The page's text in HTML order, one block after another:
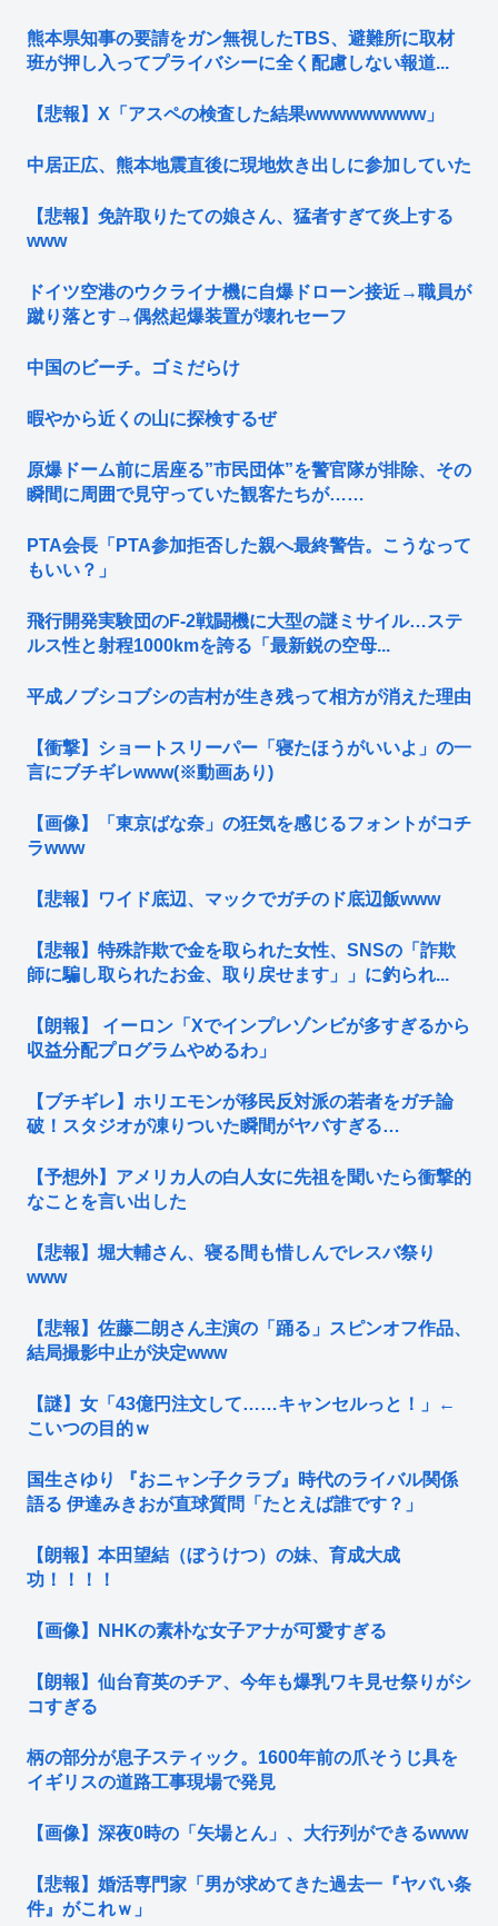
熊本県知事の要請をガン無視したTBS、避難所に取材
班が押し入ってプライバシーに全く配慮しない報道...
【悲報】X「アスペの検査した結果wwwwwwwww」
中居正広、熊本地震直後に現地炊き出しに参加していた
【悲報】免許取りたての娘さん、猛者すぎて炎上する
www
ドイツ空港のウクライナ機に自爆ドローン接近→職員が
蹴り落とす→偶然起爆装置が壊れセーフ
中国のビーチ。ゴミだらけ
暇やから近くの山に探検するぜ
原爆ドーム前に居座る”市民団体”を警官隊が排除、その
瞬間に周囲で見守っていた観客たちが……
PTA会長「PTA参加拒否した親へ最終警告。こうなって
もいい？」
飛行開発実験団のF-2戦闘機に大型の謎ミサイル…ステ
ルス性と射程1000kmを誇る「最新鋭の空母...
平成ノブシコブシの吉村が生き残って相方が消えた理由
【衝撃】ショートスリーパー「寝たほうがいいよ」の一
言にブチギレwww(※動画あり)
【画像】「東京ばな奈」の狂気を感じるフォントがコチ
ラwww
【悲報】ワイド底辺、マックでガチのド底辺飯www
【悲報】特殊詐欺で金を取られた女性、SNSの「詐欺
師に騙し取られたお金、取り戻せます」」に釣られ...
【朗報】 イーロン「Xでインプレゾンビが多すぎるから
収益分配プログラムやめるわ」
【ブチギレ】ホリエモンが移民反対派の若者をガチ論
破！スタジオが凍りついた瞬間がヤバすぎる…
【予想外】アメリカ人の白人女に先祖を聞いたら衝撃的
なことを言い出した
【悲報】堀大輔さん、寝る間も惜しんでレスバ祭り
www
【悲報】佐藤二朗さん主演の「踊る」スピンオフ作品、
結局撮影中止が決定www
【謎】女「43億円注文して……キャンセルっと！」←
こいつの目的ｗ
国生さゆり 『おニャン子クラブ』時代のライバル関係
語る 伊達みきおが直球質問「たとえば誰です？」
【朗報】本田望結（ぼうけつ）の妹、育成大成
功！！！！
【画像】NHKの素朴な女子アナが可愛すぎる
【朗報】仙台育英のチア、今年も爆乳ワキ見せ祭りがシ
コすぎる
柄の部分が息子スティック。1600年前の爪そうじ具を
イギリスの道路工事現場で発見
【画像】深夜0時の「矢場とん」、大行列ができるwww
【悲報】婚活専門家「男が求めてきた過去一『ヤバい条
件』がこれｗ」